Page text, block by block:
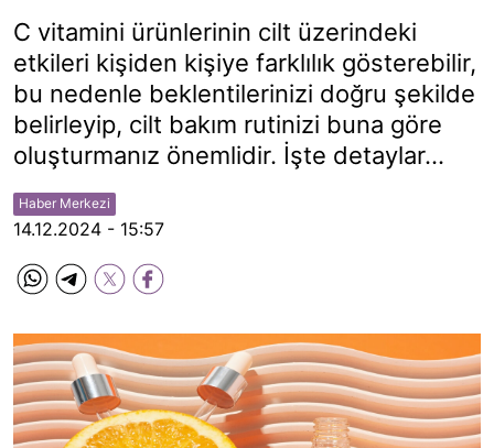
C vitamini ürünlerinin cilt üzerindeki
etkileri kişiden kişiye farklılık gösterebilir,
bu nedenle beklentilerinizi doğru şekilde
belirleyip, cilt bakım rutinizi buna göre
oluşturmanız önemlidir. İşte detaylar...
Haber Merkezi
14.12.2024 - 15:57